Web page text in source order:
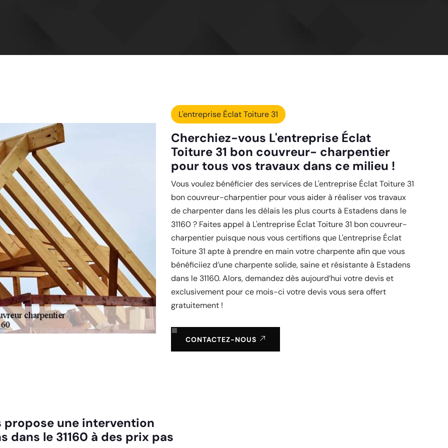
L'entreprise Éclat Toiture 31
Cherchiez-vous L'entreprise Éclat
Toiture 31 bon couvreur- charpentier
pour tous vos travaux dans ce milieu !
Vous voulez bénéficier des services de L'entreprise Éclat Toiture 31
bon couvreur-charpentier pour vous aider à réaliser vos travaux
de charpenter dans les délais les plus courts à Estadens dans le
31160 ? Faites appel à L'entreprise Éclat Toiture 31 bon couvreur-
charpentier puisque nous vous certifions que L'entreprise Éclat
Toiture 31 apte à prendre en main votre charpente afin que vous
bénéficiiez d’une charpente solide, saine et résistante à Estadens
dans le 31160. Alors, demandez dès aujourd’hui votre devis et
exclusivement pour ce mois-ci votre devis vous sera offert
gratuitement !
CONTACTEZ-NOUS
propose une intervention
le 31160 à des prix pas